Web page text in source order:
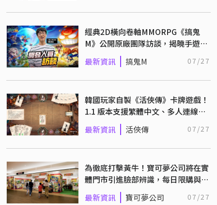
經典2D橫向卷軸MMORPG《搞鬼
M》公開原廠團隊訪談，揭曉手遊開
發理念
最新資訊 搞鬼M 07/27
韓國玩家自製《活俠傳》卡牌遊戲！
1.1 版本支援繁體中文、多人連線對
最新資訊 活俠傳 07/27
為徹底打擊黃牛！寶可夢公司將在實
體門市引進臉部辨識，每日限購與進
場一次！
最新資訊 寶可夢公司 07/27